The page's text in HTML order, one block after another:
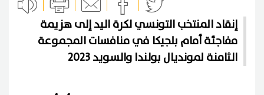
إنقاد المنتخب التونسي لكرة اليد إلى هزيمة
مفاجئة أمام بلجيكا في منافسات المجموعة
الثامنة لمونديال بولندا والسويد 2023